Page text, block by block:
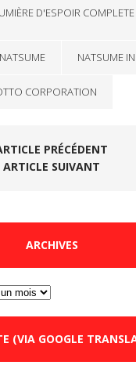
D'ESPOIR
NATSUME NATSUME
CORPORATION
PRÉCÉDENT
ARTICLE SUIVANT
ARCHIVES
(VIA GOOGLE